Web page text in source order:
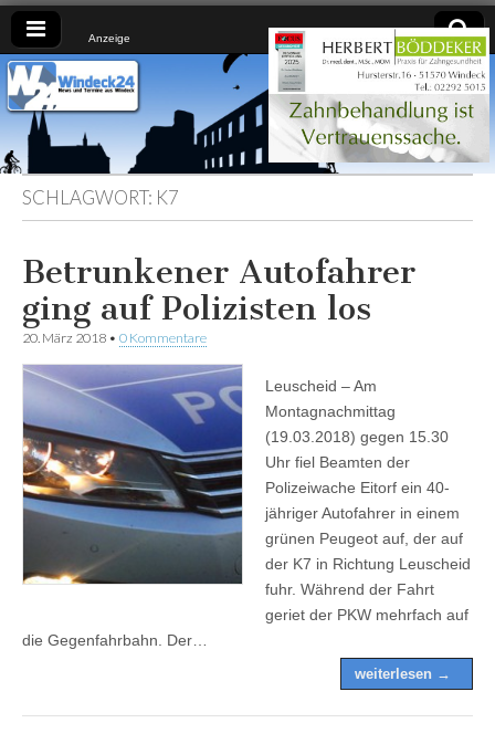
Anzeige
Windeck24
Nachrichten
aus dem
Ländchen
für das
Ländchen
SCHLAGWORT: K7
Betrunkener Autofahrer
ging auf Polizisten los
20. März 2018 • 0 Kommentare
Leuscheid – Am
Montagnachmittag
(19.03.2018) gegen 15.30
Uhr fiel Beamten der
Polizeiwache Eitorf ein 40-
jähriger Autofahrer in einem
grünen Peugeot auf, der auf
der K7 in Richtung Leuscheid
fuhr. Während der Fahrt
geriet der PKW mehrfach auf
die Gegenfahrbahn. Der…
weiterlesen →